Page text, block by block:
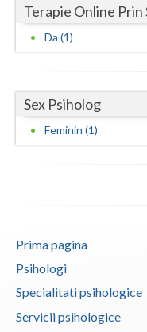
Salaj
Satu-Mare
Suceava
Teleorman
Valcea
Vaslui
Vrancea
Terapie Online Prin
Da (1)
Sex Psiholog
Feminin (1)
Prima pagina
Psihologi
Specialitati psihologice
Servicii psihologice